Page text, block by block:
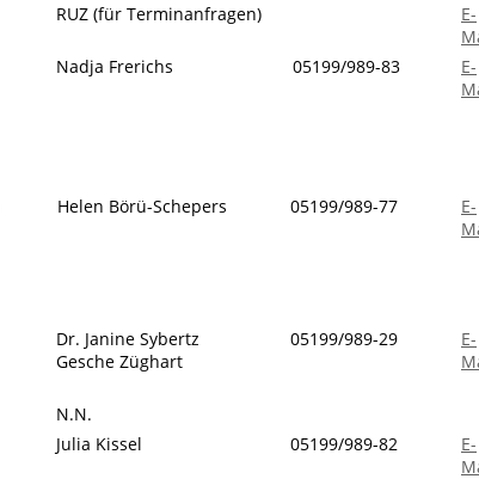
RUZ (für Terminanfragen)
E-
Nadja Frerichs
05199/989-83
E-
Helen Börü-Schepers 05199/989-77
E-
Dr. Janine Sybertz
Gesche Züghart
05199/989-29
E-
N.N.
Julia Kissel 05199/989-82
E-